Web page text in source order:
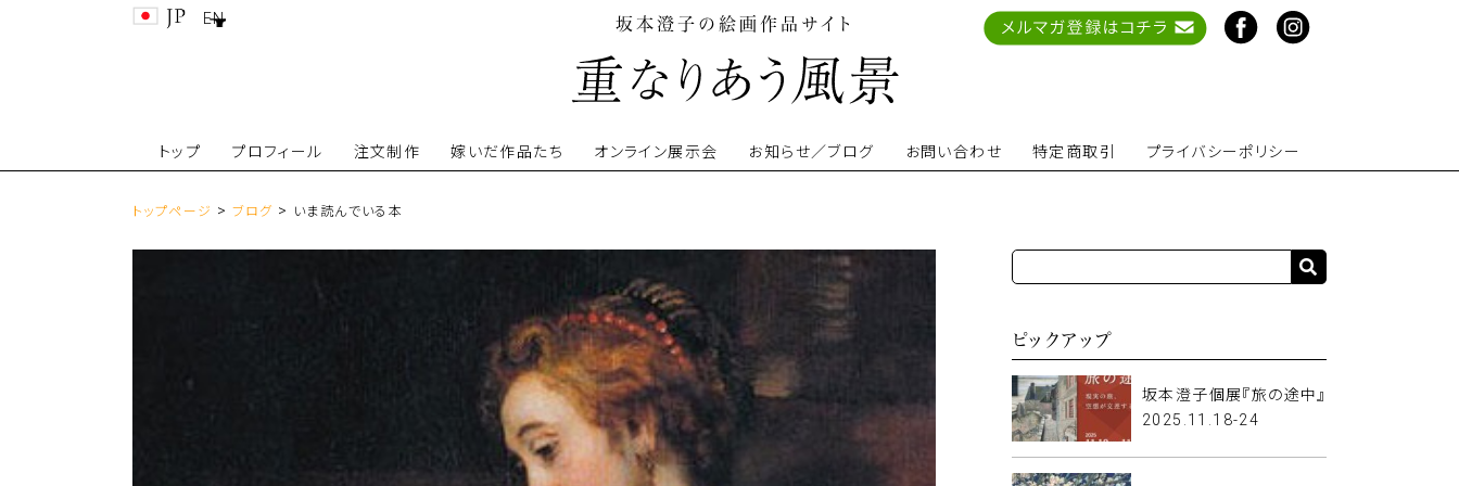
EN 坂本澄子の絵画作品サイト
トップ プロフィール 注文制作 嫁いだ作品たち オンライン展示会 お知らせ／ブログ お問い合わせ 特定商取引 プライバシーポリシー
トップページ > ブログ > いま読んでいる本
ピックアップ
坂本澄子個展『旅の途中』
2025.11.18-24